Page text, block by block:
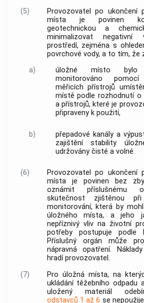
(5)
Provozovatel po ukončení
místaje povinen
geotechnickou a
minimalizovat
prostředí, zejména s
povrchové vody, a to tím, že
a)
úložné místo bylo
monitorováno
měřicích přístrojů
místě podle rozhodnutí o
a přístrojů, které je
připraveny k použití,
b)
přepadové kanály a
zajištění stability
udržovány čisté a volné.
(6) Provozovatel po ukončení
místaje povinen bez
oznámit příslušnému
skutečnost zjištěnou
monitorování, která by
úložného místa, a jeho
nepříznivý vliv na životní
potřeby postupuje podle
Příslušný orgán může
nápravná opatření.
hradíprovozovatel.
(7)
Pro úložná místa, na
ukládání těžebního odpadu
uložený materiál
odstavců 1 až 6 se